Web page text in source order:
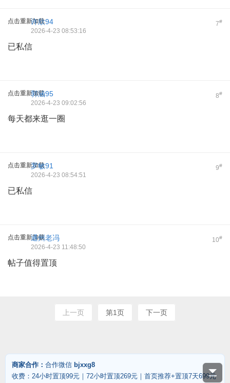
点击重新加载 7#
许欣94
2026-4-23 08:53:16
已私信
点击重新加载 8#
郭涵95
2026-4-23 09:02:56
每天都来逛一圈
点击重新加载 9#
罗敏91
2026-4-23 08:54:51
已私信
点击重新加载 10#
通州老冯
2026-4-23 11:48:50
帖子值得置顶
上一页 第1页 下一页
商家合作： 合作微信 bjxxg8
收费：24小时置顶99元｜72小时置顶269元｜首页推荐+置顶7天699元